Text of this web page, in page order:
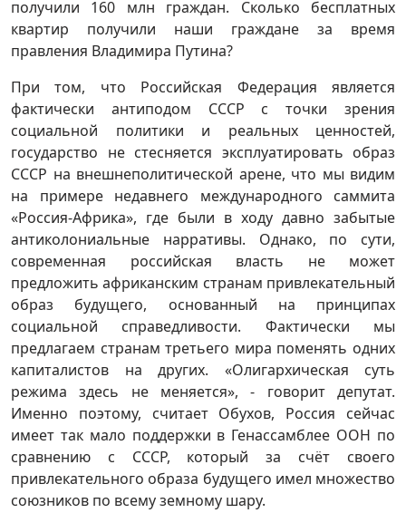
получили 160 млн граждан. Сколько бесплатных
квартир получили наши граждане за время
правления Владимира Путина?
При том, что Российская Федерация является
фактически антиподом СССР с точки зрения
социальной политики и реальных ценностей,
государство не стесняется эксплуатировать образ
СССР на внешнеполитической арене, что мы видим
на примере недавнего международного саммита
«Россия-Африка», где были в ходу давно забытые
антиколониальные нарративы. Однако, по сути,
современная российская власть не может
предложить африканским странам привлекательный
образ будущего, основанный на принципах
социальной справедливости. Фактически мы
предлагаем странам третьего мира поменять одних
капиталистов на других. «Олигархическая суть
режима здесь не меняется», - говорит депутат.
Именно поэтому, считает Обухов, Россия сейчас
имеет так мало поддержки в Генассамблее ООН по
сравнению с СССР, который за счёт своего
привлекательного образа будущего имел множество
союзников по всему земному шару.